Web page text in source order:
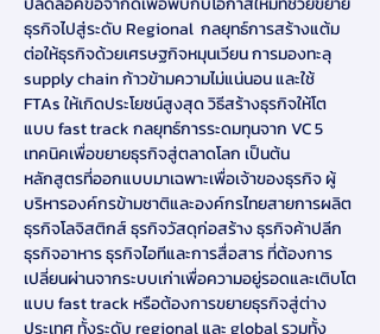
ธุรกิจไปสู่ระดับ Regional  กลยุทธ์การสร้างแต้ม
ต่อให้ธุรกิจด้วยเศรษฐกิจหมุนเวียน การมองทะลุ
supply chain ก้าวข้ามความไม่แน่นอน และใช้
FTAs ให้เกิดประโยชน์สูงสุด วิธีสร้างธุรกิจให้โต
แบบ fast track กลยุทธ์การระดมทุนจาก VC 5
เทคนิคเพื่อขยายธุรกิจสู่ตลาดโลก เป็นต้น
หลักสูตรที่ออกแบบมาเฉพาะเพื่อเจ้าของธุรกิจ ผู้
บริหารองค์กรข้ามชาติและองค์กรไทยสายการผลิต
ธุรกิจโลจิสติกส์ ธุรกิจวัสดุก่อสร้าง ธุรกิจค้าปลีก
ธุรกิจอาหาร ธุรกิจไอทีและการสื่อสาร ที่ต้องการ
เปลี่ยนผ่านจากระบบเก่าเพื่อความอยู่รอดและเติบโต
แบบ fast track หรือต้องการขยายธุรกิจสู่ต่าง
ประเทศ ทั้งระดับ regional และ global รวมทั้ง